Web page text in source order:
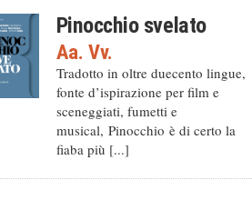
Pinocchio svelato
Aa. Vv.
Tradotto in oltre duecento lingue,
fonte d’ispirazione per film e
sceneggiati, fumetti e
musical, Pinocchio è di certo la
fiaba più [...]